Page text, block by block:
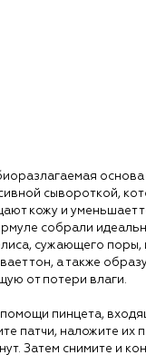
основа
сывороткой,
кожу и уменьшает
собрали
сужающего поры,
тон, а также
от потери влаги.
пинцета,
патчи, наложите их
Затем снимите и